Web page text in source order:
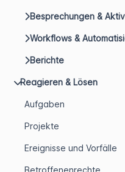
Besprechungen &
Workflows &
Berichte
Reagieren & Lösen
Aufgaben
Projekte
Ereignisse und Vorfälle
Betroffenenrechte